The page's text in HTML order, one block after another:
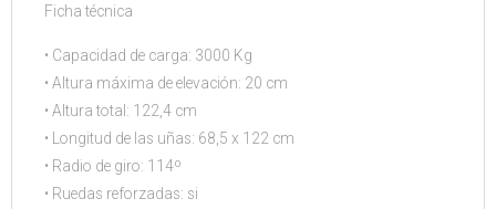
Ficha técnica
• Capacidad de carga: 3000 Kg
• Altura máxima de elevación: 20 cm
• Altura total: 122,4 cm
• Longitud de las uñas: 68,5 x 122 cm
• Radio de giro: 114º
• Ruedas reforzadas: si